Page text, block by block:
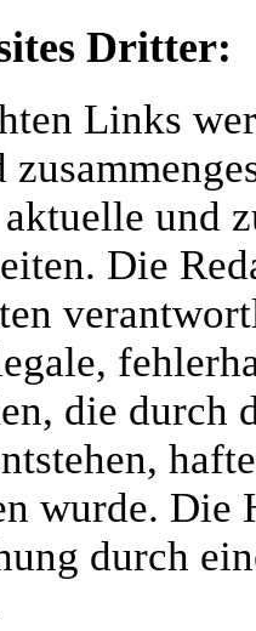
Dritter:
Links
und
Die
die durch
wurde. Die
durch